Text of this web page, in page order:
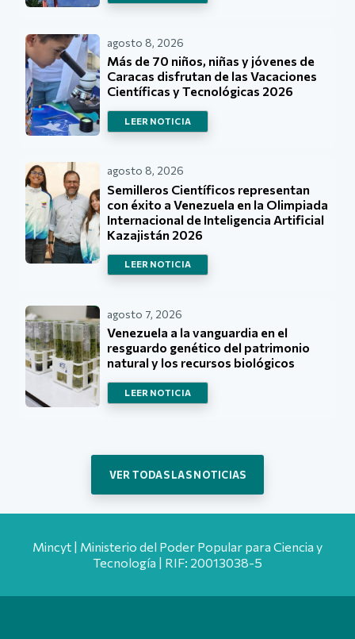
agosto 8, 2026
Más de 70 niños, niñas y jóvenes de
Caracas disfrutan de las Vacaciones
Científicas y Tecnológicas 2026
LEER NOTICIA
agosto 8, 2026
Semilleros Científicos representan
con éxito a Venezuela en la Olimpiada
Internacional de Inteligencia Artificial
Kazajistán 2026
LEER NOTICIA
agosto 7, 2026
Venezuela a la vanguardia en el
resguardo genético del patrimonio
natural y los recursos biológicos
LEER NOTICIA
VER TODAS LAS NOTICIAS
Mincyt | Ministerio del Poder Popular para Ciencia y
Tecnología | RIF: 20013038-5